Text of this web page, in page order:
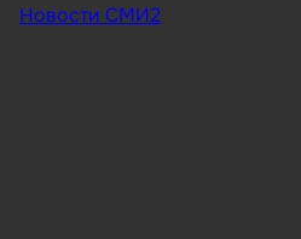
Новости СМИ2